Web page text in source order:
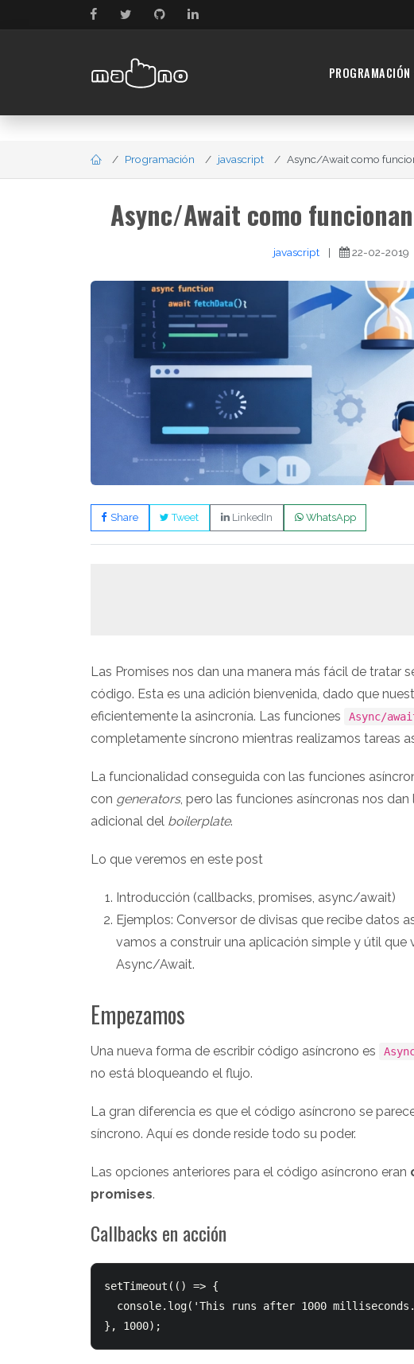
PROGRAMACIÓN
Programación javascript Async/Await como
Async/Await como
javascript | 22-02-2019
Share Tweet LinkedIn WhatsApp
Las Promises nos dan una manera más fácil de tratar
código. Esta es una adición bienvenida, dado que
eficientemente la asincronía. Las funciones
Async/
completamente síncrono mientras realizamos tareas
La funcionalidad conseguida con las funciones
con generators, pero las funciones asíncronas nos
adicional del boilerplate.
Lo que veremos en este post
Introducción (callbacks, promises, async/await)
Ejemplos: Conversor de divisas que recibe datos
vamos a construir una aplicación simple y útil
Async/Await.
Empezamos
Una nueva forma de escribir código asíncrono es
no está bloqueando el flujo.
La gran diferencia es que el código asíncrono se
síncrono. Aquí es donde reside todo su poder.
Las opciones anteriores para el código asíncrono eran
promises.
Callbacks en acción
setTimeout(() => {